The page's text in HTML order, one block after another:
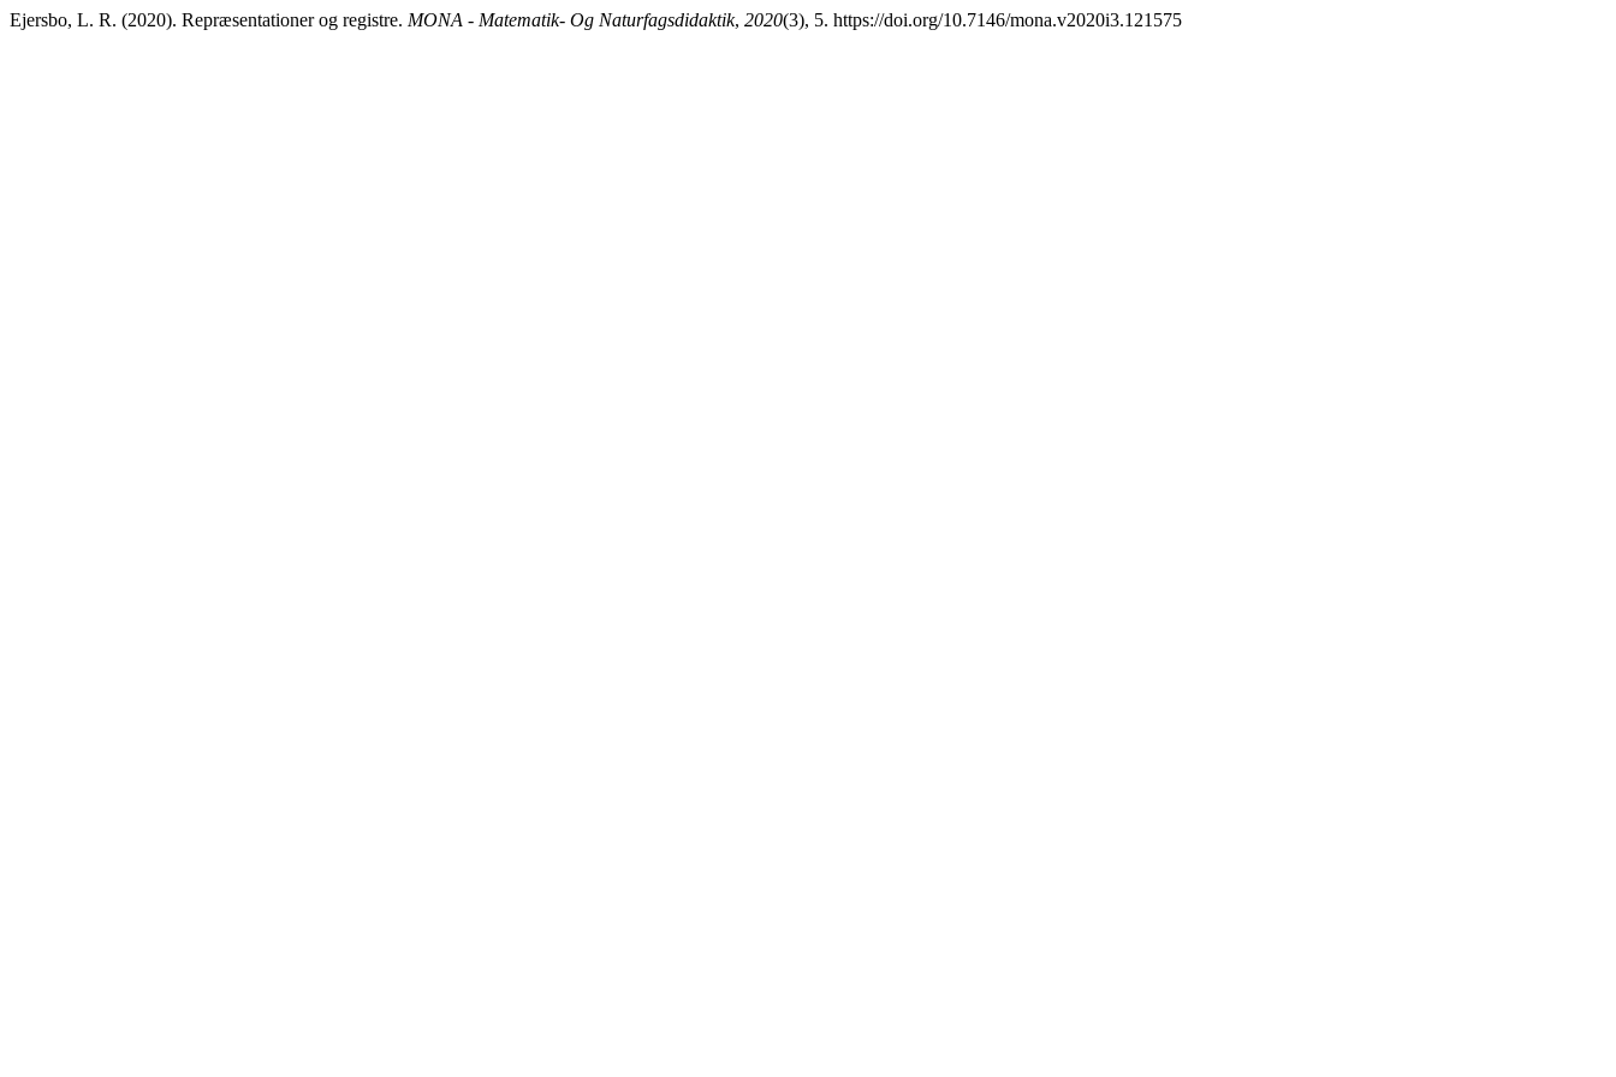
Ejersbo, L. R. (2020). Repræsentationer og registre. MONA - Matematik- Og Naturfagsdidaktik, 2020(3), 5. https://doi.org/10.7146/mona.v2020i3.121575